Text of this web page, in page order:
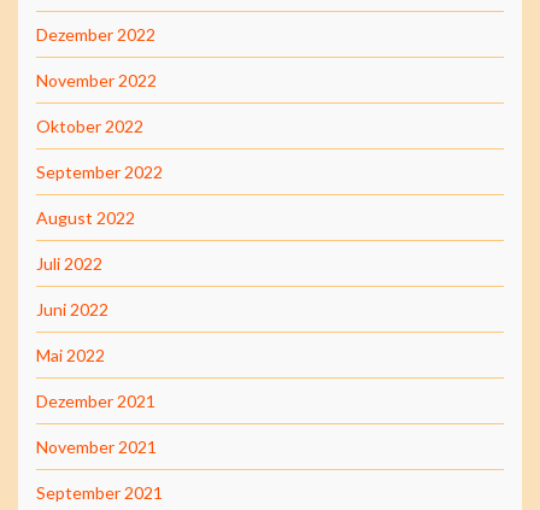
Dezember 2022
November 2022
Oktober 2022
September 2022
August 2022
Juli 2022
Juni 2022
Mai 2022
Dezember 2021
November 2021
September 2021